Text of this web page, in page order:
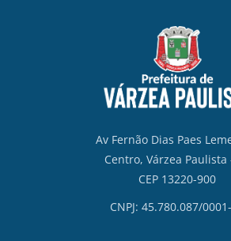
Av Fernão Dias Paes
Centro, Várzea Paulista
CEP 13220-900
CNPJ: 45.780.087/